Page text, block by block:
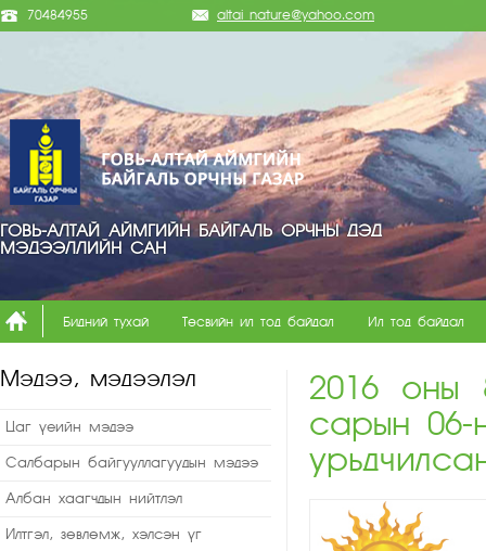
70484955 altai_nature@yahoo.com
ГОВЬ-АЛТАЙ АЙМГИЙН БАЙГАЛЬ ОРЧНЫ ДЭД
МЭДЭЭЛЛИЙН САН
Бидний тухай Төсвийн ил тод байдал Ил тод байдал
Мэдээ, мэдээлэл
Цаг үеийн мэдээ
Салбарын байгууллагуудын мэдээ
Албан хаагчдын нийтлэл
Илтгэл, зөвлөмж, хэлсэн үг
2016 оны
сарын 06-